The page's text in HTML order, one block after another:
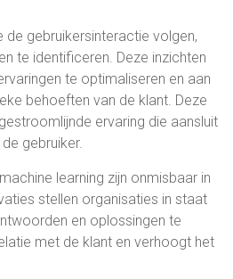
de gebruikersinteractie volgen,
te identificeren. Deze inzichten
te optimaliseren en aan
behoeften van de klant. Deze
ervaring die aansluit
gebruiker.
learning zijn onmisbaar in
stellen organisaties in staat
en oplossingen te
met de klant en verhoogt het